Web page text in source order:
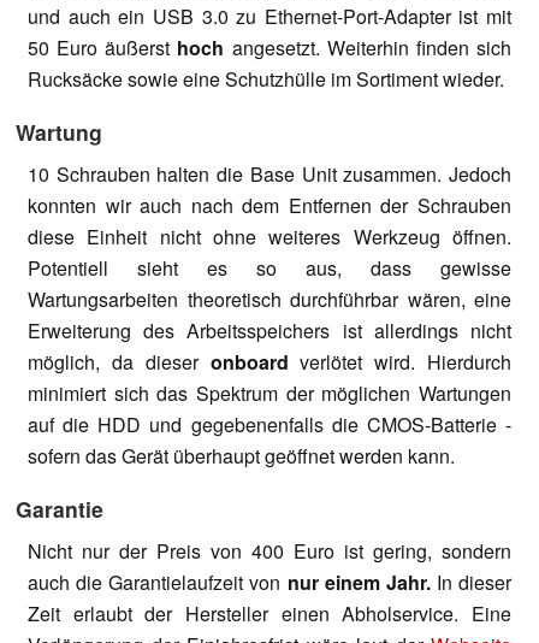
und auch ein USB 3.0 zu Ethernet-Port-Adapter ist mit
50 Euro äußerst hoch angesetzt. Weiterhin finden sich
Rucksäcke sowie eine Schutzhülle im Sortiment wieder.
Wartung
10 Schrauben halten die Base Unit zusammen. Jedoch
konnten wir auch nach dem Entfernen der Schrauben
diese Einheit nicht ohne weiteres Werkzeug öffnen.
Potentiell sieht es so aus, dass gewisse
Wartungsarbeiten theoretisch durchführbar wären, eine
Erweiterung des Arbeitsspeichers ist allerdings nicht
möglich, da dieser onboard verlötet wird. Hierdurch
minimiert sich das Spektrum der möglichen Wartungen
auf die HDD und gegebenenfalls die CMOS-Batterie -
sofern das Gerät überhaupt geöffnet werden kann.
Garantie
Nicht nur der Preis von 400 Euro ist gering, sondern
auch die Garantielaufzeit von nur einem Jahr.In dieser
Zeit erlaubt der Hersteller einen Abholservice. Eine